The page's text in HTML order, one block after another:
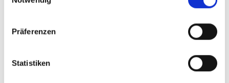
Präferenzen
Statistiken